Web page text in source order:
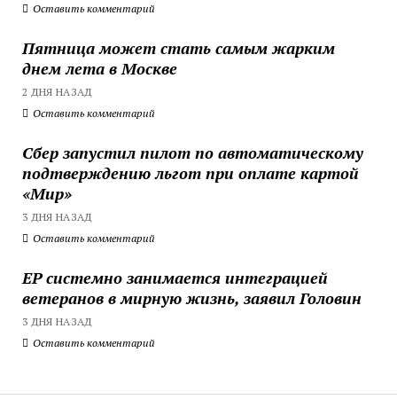
Оставить комментарий
Пятница может стать самым жарким
днем лета в Москве
2 ДНЯ НАЗАД
Оставить комментарий
Сбер запустил пилот по автоматическому
подтверждению льгот при оплате картой
«Мир»
3 ДНЯ НАЗАД
Оставить комментарий
ЕР системно занимается интеграцией
ветеранов в мирную жизнь, заявил Головин
3 ДНЯ НАЗАД
Оставить комментарий